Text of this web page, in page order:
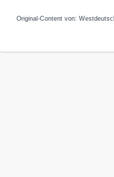
Original-Content von: